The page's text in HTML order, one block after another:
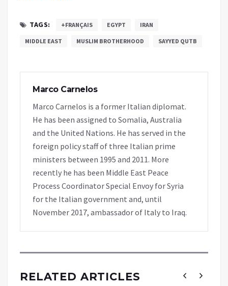
TAGS: +FRANÇAIS EGYPT IRAN
MIDDLE EAST MUSLIM BROTHERHOOD SAYYED QUTB
Marco Carnelos
Marco Carnelos is a former Italian diplomat.
He has been assigned to Somalia, Australia
and the United Nations. He has served in the
foreign policy staff of three Italian prime
ministers between 1995 and 2011. More
recently he has been Middle East Peace
Process Coordinator Special Envoy for Syria
for the Italian government and, until
November 2017, ambassador of Italy to Iraq.
RELATED ARTICLES